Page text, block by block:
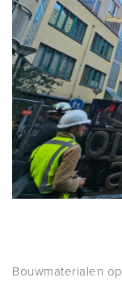
Bouwmaterialen